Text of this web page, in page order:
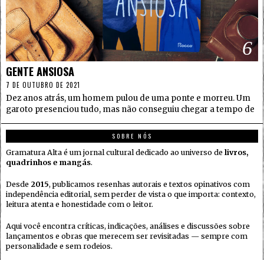
6
GENTE ANSIOSA
7 DE OUTUBRO DE 2021
Dez anos atrás, um homem pulou de uma ponte e morreu. Um
garoto presenciou tudo, mas não conseguiu chegar a tempo de
SOBRE NÓS
Gramatura Alta é um jornal cultural dedicado ao universo de livros,
quadrinhos e mangás.
Desde 2015, publicamos resenhas autorais e textos opinativos com
independência editorial, sem perder de vista o que importa: contexto,
leitura atenta e honestidade com o leitor.
Aqui você encontra críticas, indicações, análises e discussões sobre
lançamentos e obras que merecem ser revisitadas — sempre com
personalidade e sem rodeios.